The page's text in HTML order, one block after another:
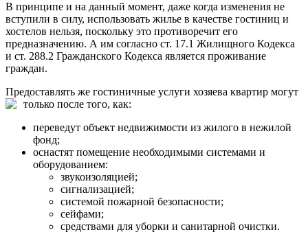
В принципе и на данный момент, даже когда изменения не
вступили в силу, использовать жилье в качестве гостиниц и
хостелов нельзя, поскольку это противоречит его
предназначению. А им согласно ст. 17.1 Жилищного Кодекса
и ст. 288.2 Гражданского Кодекса является проживание
граждан.
Предоставлять же гостиничные услуги хозяева квартир могут
только после того, как:
переведут объект недвижимости из жилого в нежилой
фонд;
оснастят помещение необходимыми системами и
оборудованием:
звукоизоляцией;
сигнализацией;
системой пожарной безопасности;
сейфами;
средствами для уборки и санитарной очистки.